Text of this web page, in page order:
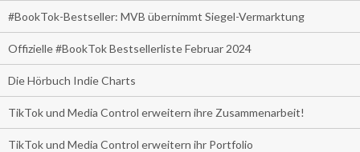
#BookTok-Bestseller: MVB übernimmt Siegel-Vermarktung
Offizielle #BookTok Bestsellerliste Februar 2024
Die Hörbuch Indie Charts
TikTok und Media Control erweitern ihre Zusammenarbeit!
TikTok und Media Control erweitern ihr Portfolio